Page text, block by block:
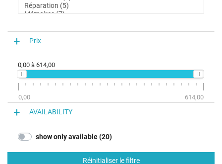
Prix
0,00 à 614,00
0,00 614,00
AVAILABILITY
show only available (20)
Réinitialiser le filtre